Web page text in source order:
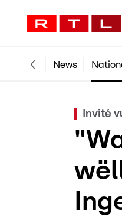
News
Invité